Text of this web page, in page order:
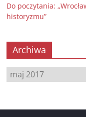
Do poczytania:
historyzmu”
Archiwa
Archiwa